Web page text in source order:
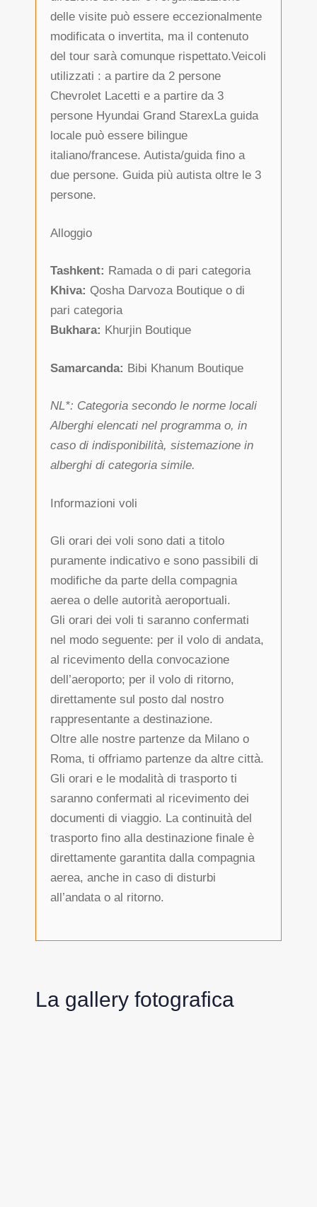
delle visite può essere eccezionalmente
modificata o invertita, ma il contenuto
del tour sarà comunque rispettato.Veicoli
utilizzati : a partire da 2 persone
Chevrolet Lacetti e a partire da 3
persone Hyundai Grand StarexLa guida
locale può essere bilingue
italiano/francese. Autista/guida fino a
due persone. Guida più autista oltre le 3
persone.
Alloggio
Tashkent: Ramada o di pari categoria
Khiva: Qosha Darvoza Boutique o di
pari categoria
Bukhara: Khurjin Boutique
Samarcanda: Bibi Khanum Boutique
NL*: Categoria secondo le norme locali
Alberghi elencati nel programma o, in
caso di indisponibilità, sistemazione in
alberghi di categoria simile.
Informazioni voli
Gli orari dei voli sono dati a titolo
puramente indicativo e sono passibili di
modifiche da parte della compagnia
aerea o delle autorità aeroportuali.
Gli orari dei voli ti saranno confermati
nel modo seguente: per il volo di andata,
al ricevimento della convocazione
dell’aeroporto; per il volo di ritorno,
direttamente sul posto dal nostro
rappresentante a destinazione.
Oltre alle nostre partenze da Milano o
Roma, ti offriamo partenze da altre città.
Gli orari e le modalità di trasporto ti
saranno confermati al ricevimento dei
documenti di viaggio. La continuità del
trasporto fino alla destinazione finale è
direttamente garantita dalla compagnia
aerea, anche in caso di disturbi
all’andata o al ritorno.
La gallery fotografica